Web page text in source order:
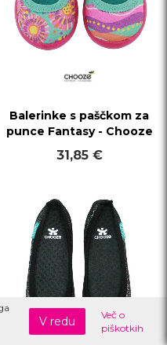
Balerinke s paščkom za
punce Fantasy - Chooze
31,85 €
V redu
Več o
piškotkih